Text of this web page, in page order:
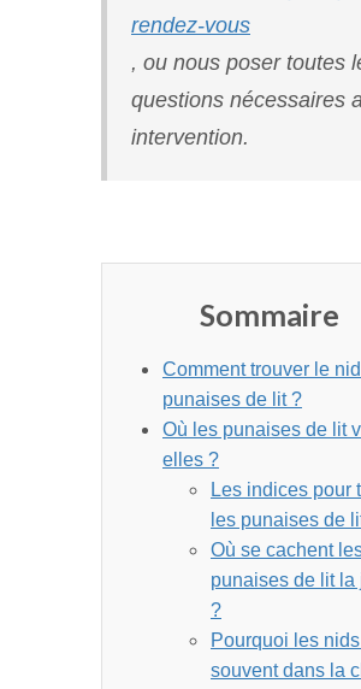
rendez-vous
, ou nous poser toutes
questions nécessaires
intervention.
Sommaire
Comment trouver le
punaises de lit ?
Où les punaises de lit
elles ?
Les indices pour
les punaises de
Où se cachent
punaises de lit la
?
Pourquoi les
souvent dans la